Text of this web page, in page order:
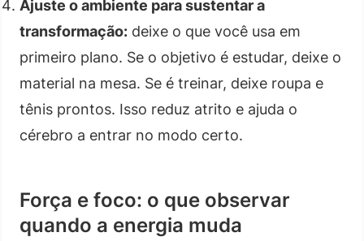
Ajuste o ambiente para sustentar a
transformação: deixe o que você usa em
primeiro plano. Se o objetivo é estudar, deixe o
material na mesa. Se é treinar, deixe roupa e
tênis prontos. Isso reduz atrito e ajuda o
cérebro a entrar no modo certo.
Força e foco: o que observar
quando a energia muda